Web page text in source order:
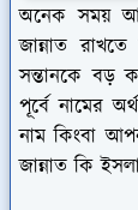
অনেক সময়
জান্নাত
সন্তানকে বড়
পূর্বে নামের
নাম কিংবা
জান্নাত কি